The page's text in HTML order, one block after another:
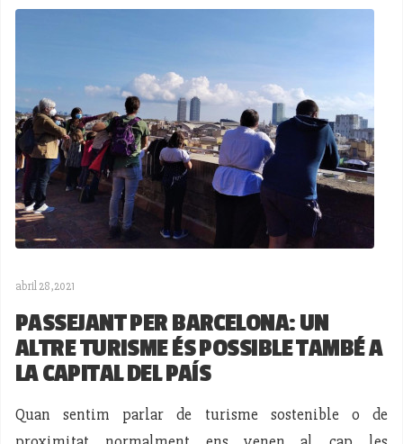
abril 28,2021
PASSEJANT PER BARCELONA: UN
ALTRE TURISME ÉS POSSIBLE TAMBÉ A
LA CAPITAL DEL PAÍS
Quan sentim parlar de turisme sostenible o de